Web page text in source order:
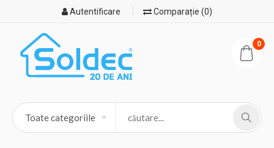
Autentificare Comparație (0)
0